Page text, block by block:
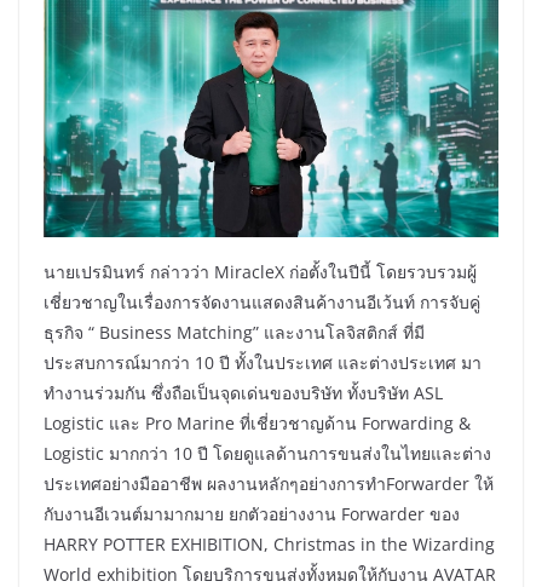
นายเปรมินทร์ กล่าวว่า MiracleX ก่อตั้งในปีนี้ โดยรวบรวมผู้
เชี่ยวชาญในเรื่องการจัดงานแสดงสินค้างานอีเว้นท์ การจับคู่
ธุรกิจ “ Business Matching” และงานโลจิสติกส์ ที่มี
ประสบการณ์มากว่า 10 ปี ทั้งในประเทศ และต่างประเทศ มา
ทำงานร่วมกัน ซึ่งถือเป็นจุดเด่นของบริษัท ทั้งบริษัท ASL
Logistic และ Pro Marine ที่เชี่ยวชาญด้าน Forwarding &
Logistic มากกว่า 10 ปี โดยดูแลด้านการขนส่งในไทยและต่าง
ประเทศอย่างมืออาชีพ ผลงานหลักๆอย่างการทำForwarder ให้
กับงานอีเวนต์มามากมาย ยกตัวอย่างงาน Forwarder ของ
HARRY POTTER EXHIBITION, Christmas in the Wizarding
World exhibition โดยบริการขนส่งทั้งหมดให้กับงาน AVATAR